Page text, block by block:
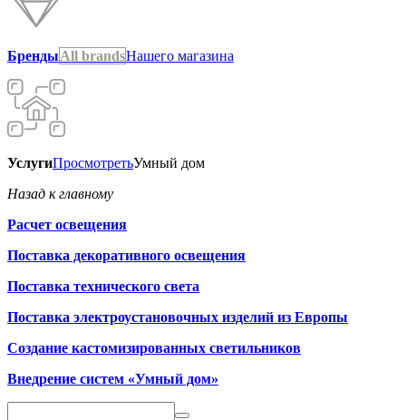
БрендыAll brandsНашего магазина
УслугиПросмотретьУмный дом
Назад к главному
Расчет освещения
Поставка декоративного освещения
Поставка технического света
Поставка электроустановочных изделий из Европы
Создание кастомизированных светильников
Внедрение систем «Умный дом»